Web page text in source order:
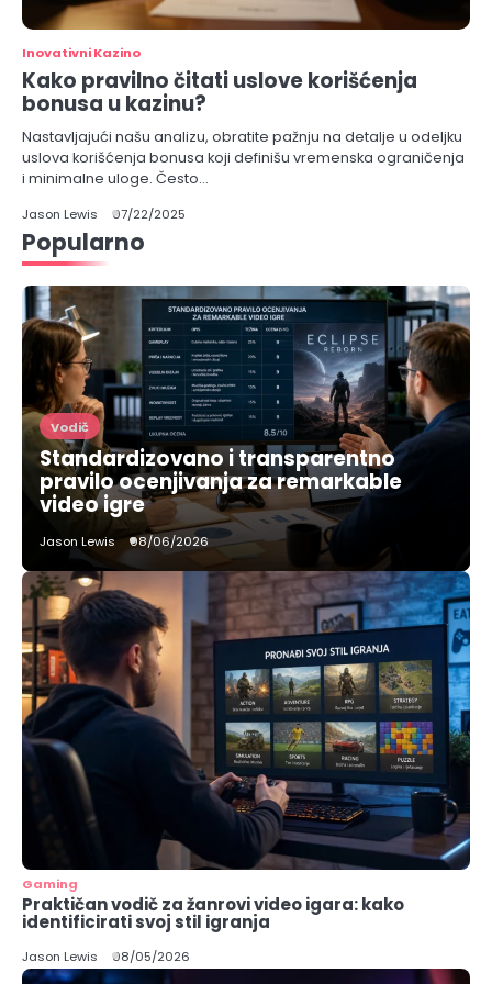
Inovativni Kazino
Kako pravilno čitati uslove korišćenja
bonusa u kazinu?
Nastavljajući našu analizu, obratite pažnju na detalje u odeljku
uslova korišćenja bonusa koji definišu vremenska ograničenja
i minimalne uloge. Često…
Jason Lewis 07/22/2025
Popularno
Vodič
Standardizovano i transparentno
pravilo ocenjivanja za remarkable
video igre
Jason Lewis 08/06/2026
Gaming
Praktičan vodič za žanrovi video igara: kako
identificirati svoj stil igranja
Jason Lewis 08/05/2026